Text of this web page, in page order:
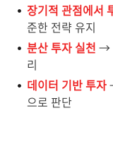
장기적 관점에서
준한 전략 유지
분산 투자 실천 →
리
데이터 기반 투자
으로 판단